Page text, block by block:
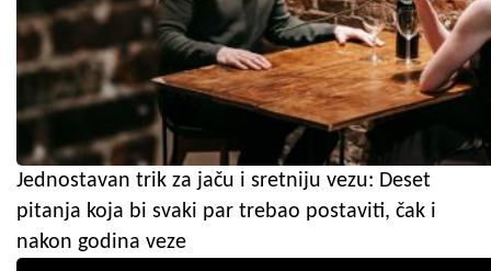
Jednostavan trik za jaču i sretniju vezu: Deset
pitanja koja bi svaki par trebao postaviti, čak i
nakon godina veze